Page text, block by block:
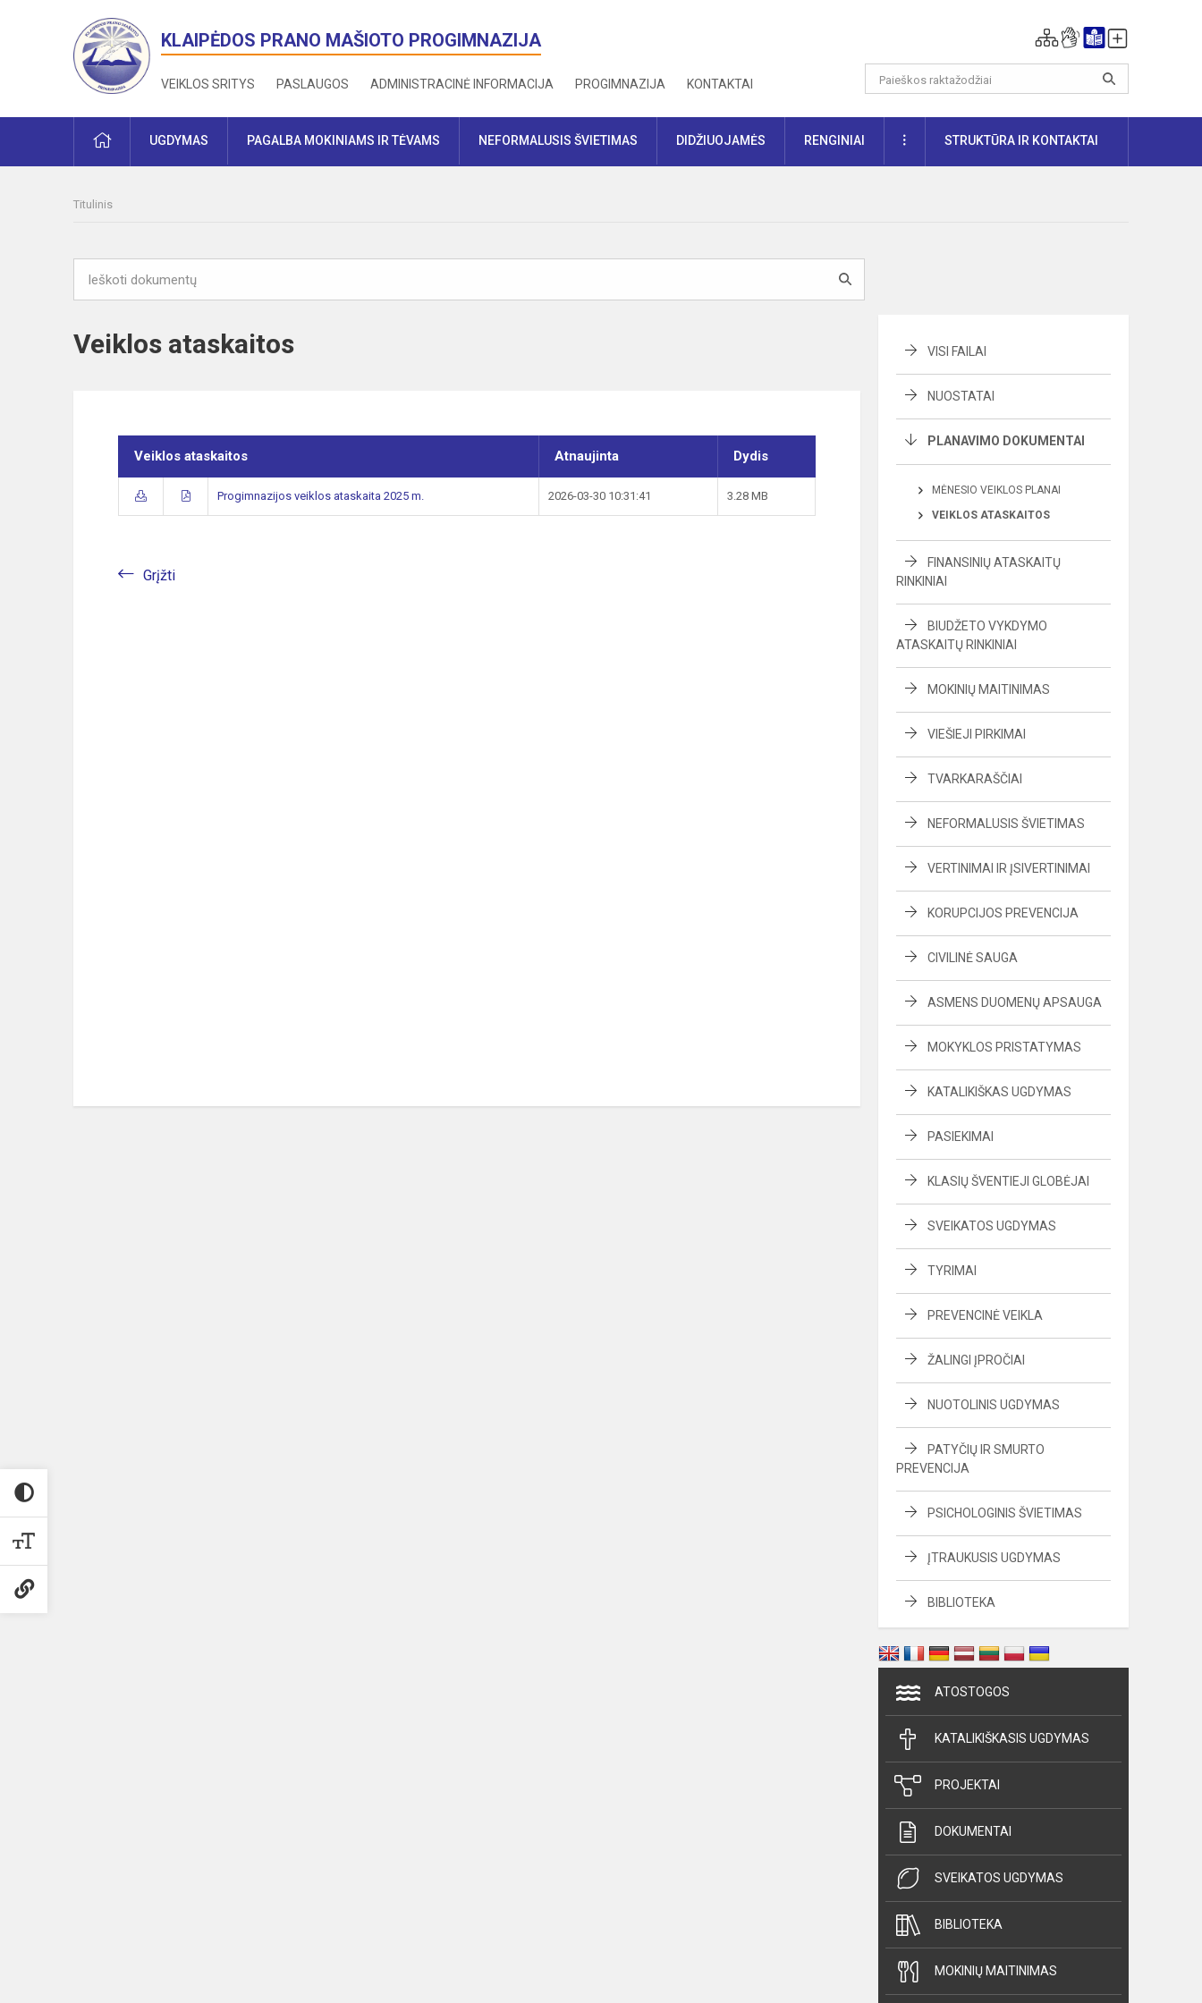
KLAIPĖDOS PRANO MAŠIOTO PROGIMNAZIJA
VEIKLOS SRITYS PASLAUGOS ADMINISTRACINĖ INFORMACIJA PROGIMNAZIJA KONTAKTAI
PRADŽIAUGDYMAS PAGALBA MOKINIAMS IR TĖVAMS NEFORMALUSIS ŠVIETIMAS DIDŽIUOJAMĖS RENGINIAI DAUGIAUSTRUKTŪRA IR KONTAKTAI
Titulinis
Veiklos ataskaitos
Veiklos ataskaitos Atnaujinta Dydis
Progimnazijos veiklos ataskaita 2025 m. 2026-03-30 10:31:41 3.28 MB
Grįžti
VISI FAILAI
NUOSTATAI
PLANAVIMO DOKUMENTAI
MĖNESIO VEIKLOS PLANAI
VEIKLOS ATASKAITOS
FINANSINIŲ ATASKAITŲ
RINKINIAI
BIUDŽETO VYKDYMO
ATASKAITŲ RINKINIAI
MOKINIŲ MAITINIMAS
VIEŠIEJI PIRKIMAI
TVARKARAŠČIAI
NEFORMALUSIS ŠVIETIMAS
VERTINIMAI IR ĮSIVERTINIMAI
KORUPCIJOS PREVENCIJA
CIVILINĖ SAUGA
ASMENS DUOMENŲ APSAUGA
MOKYKLOS PRISTATYMAS
KATALIKIŠKAS UGDYMAS
PASIEKIMAI
KLASIŲ ŠVENTIEJI GLOBĖJAI
SVEIKATOS UGDYMAS
TYRIMAI
PREVENCINĖ VEIKLA
ŽALINGI ĮPROČIAI
NUOTOLINIS UGDYMAS
PATYČIŲ IR SMURTO
PREVENCIJA
PSICHOLOGINIS ŠVIETIMAS
ĮTRAUKUSIS UGDYMAS
BIBLIOTEKA
ATOSTOGOS
KATALIKIŠKASIS UGDYMAS
PROJEKTAI
DOKUMENTAI
SVEIKATOS UGDYMAS
BIBLIOTEKA
MOKINIŲ MAITINIMAS